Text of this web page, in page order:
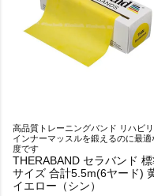
高品質トレーニングバンド リハビ
インナーマッスルを鍛えるのに最適
度です
THERABAND セラバンド
サイズ 合計5.5m(6ヤード)
イエロー（シン）